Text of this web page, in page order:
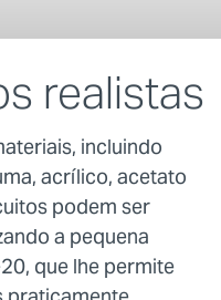
realistas
incluindo
acrílico, acetato
podem ser
a pequena
que lhe permite